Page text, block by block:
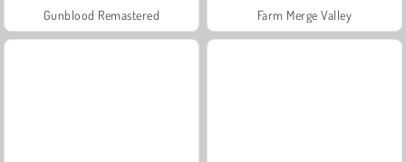
Gunblood Remastered Farm Merge Valley